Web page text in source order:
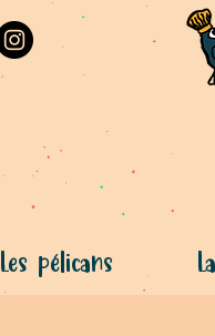
Les pélicans